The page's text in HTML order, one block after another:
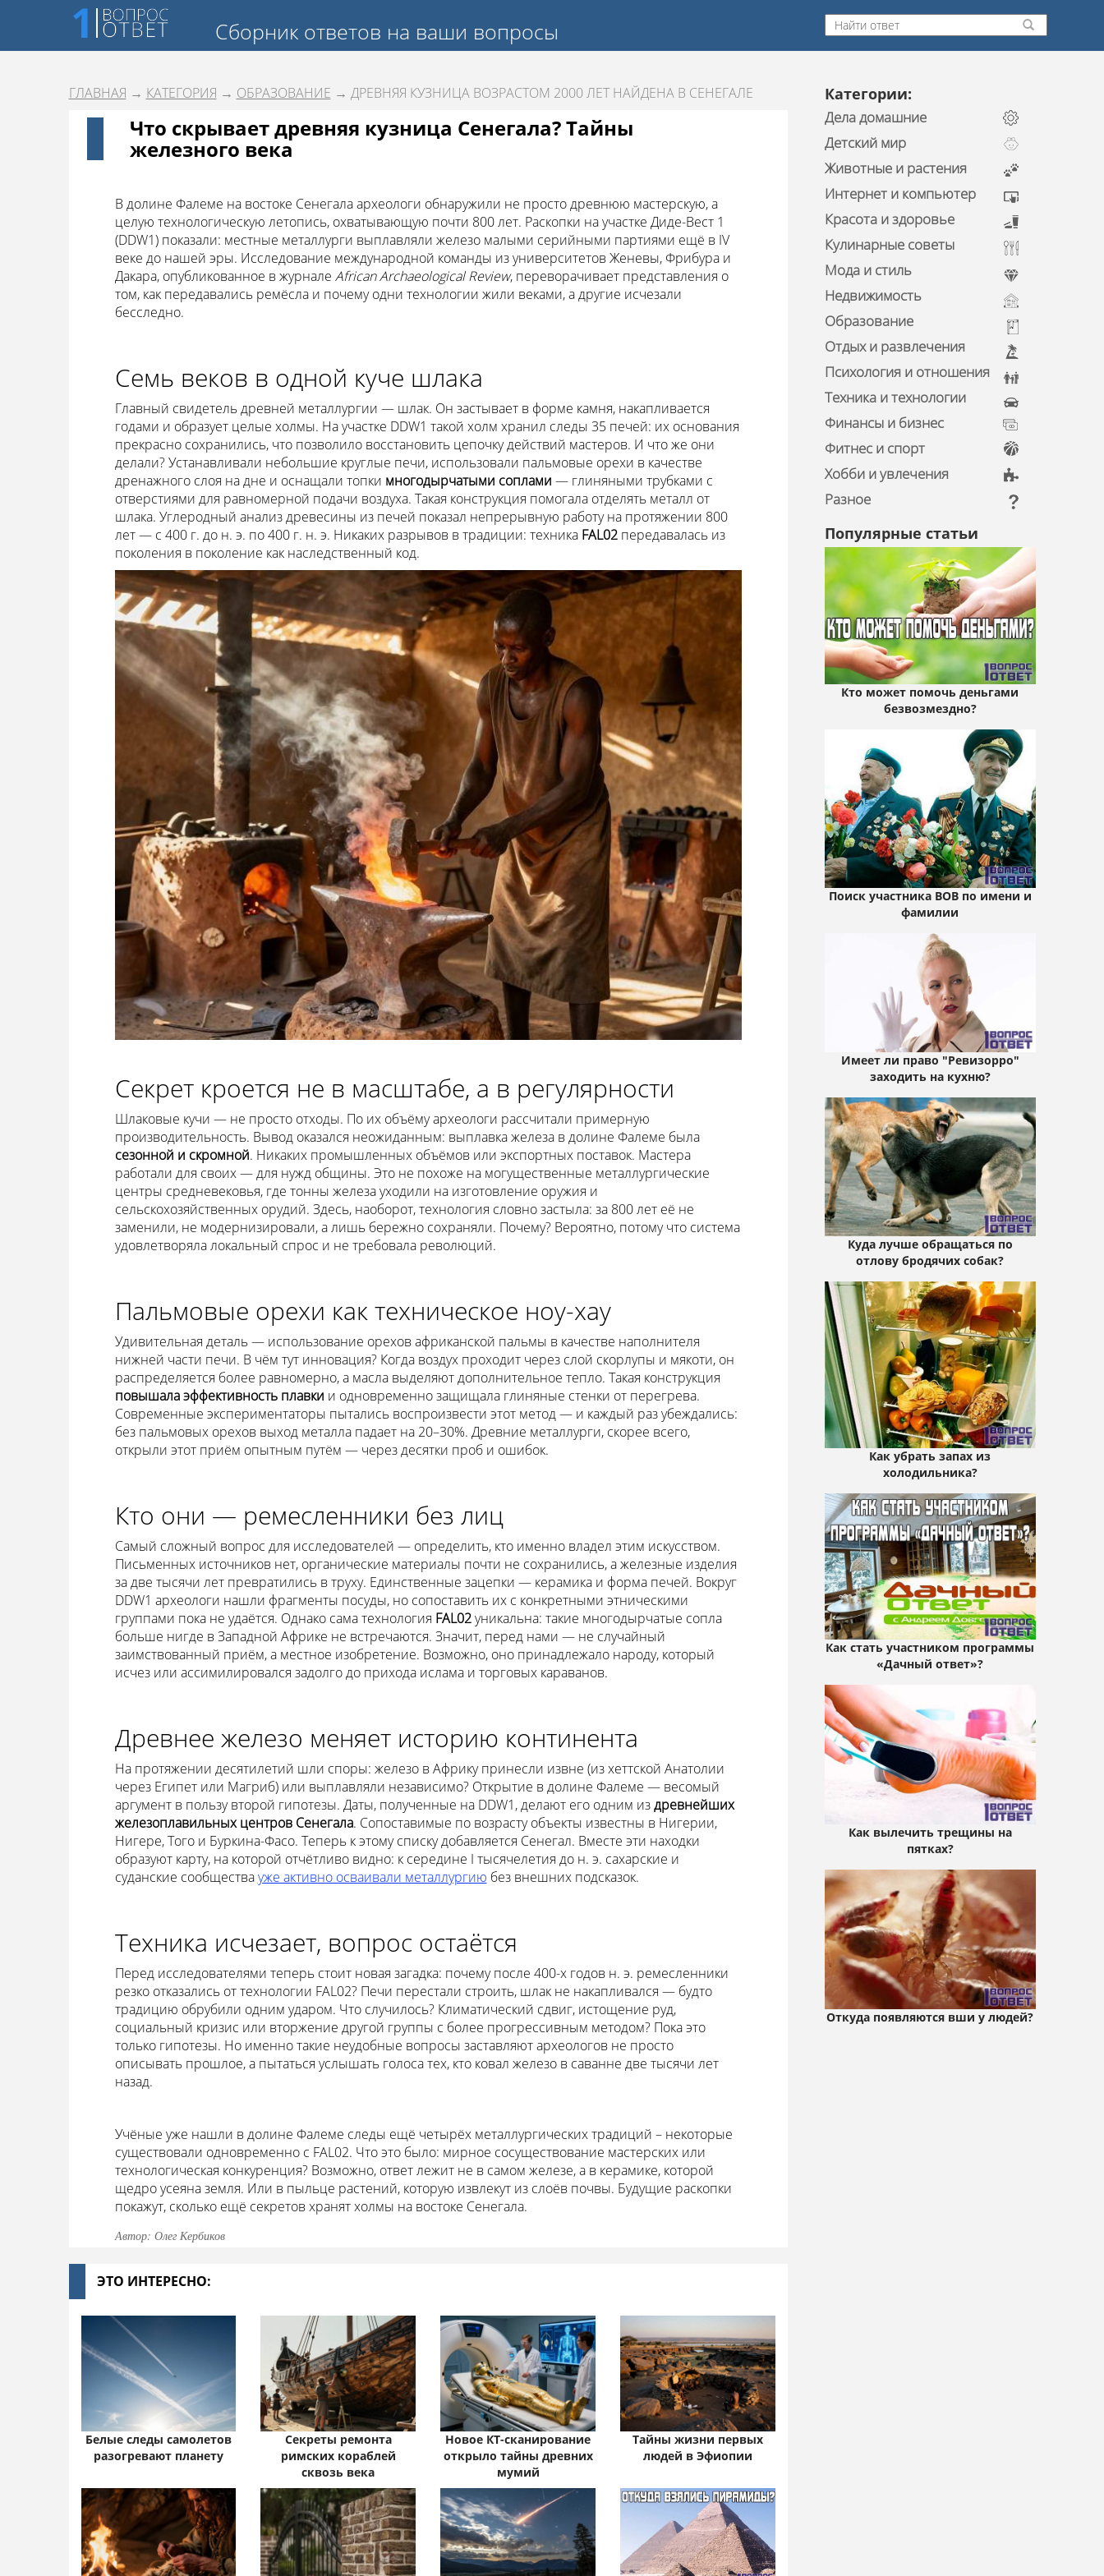
Сборник ответов на ваши вопросы
ГЛАВНАЯ → КАТЕГОРИЯ → ОБРАЗОВАНИЕ → ДРЕВНЯЯ КУЗНИЦА ВОЗРАСТОМ 2000 ЛЕТ НАЙДЕНА В СЕНЕГАЛЕ
Что скрывает древняя кузница Сенегала? Тайны
железного века
В долине Фалеме на востоке Сенегала археологи обнаружили не просто древнюю мастерскую, а
целую технологическую летопись, охватывающую почти 800 лет. Раскопки на участке Диде-Вест 1
(DDW1) показали: местные металлурги выплавляли железо малыми серийными партиями ещё в IV
веке до нашей эры. Исследование международной команды из университетов Женевы, Фрибура и
Дакара, опубликованное в журнале African Archaeological Review, переворачивает представления о
том, как передавались ремёсла и почему одни технологии жили веками, а другие исчезали
бесследно.
Семь веков в одной куче шлака
Главный свидетель древней металлургии — шлак. Он застывает в форме камня, накапливается
годами и образует целые холмы. На участке DDW1 такой холм хранил следы 35 печей: их основания
прекрасно сохранились, что позволило восстановить цепочку действий мастеров. И что же они
делали? Устанавливали небольшие круглые печи, использовали пальмовые орехи в качестве
дренажного слоя на дне и оснащали топки многодырчатыми соплами — глиняными трубками с
отверстиями для равномерной подачи воздуха. Такая конструкция помогала отделять металл от
шлака. Углеродный анализ древесины из печей показал непрерывную работу на протяжении 800
лет — с 400 г. до н. э. по 400 г. н. э. Никаких разрывов в традиции: техника FAL02передавалась из
поколения в поколение как наследственный код.
Секрет кроется не в масштабе, а в регулярности
Шлаковые кучи — не просто отходы. По их объёму археологи рассчитали примерную
производительность. Вывод оказался неожиданным: выплавка железа в долине Фалеме была
сезонной и скромной. Никаких промышленных объёмов или экспортных поставок. Мастера
работали для своих — для нужд общины. Это не похоже на могущественные металлургические
центры средневековья, где тонны железа уходили на изготовление оружия и
сельскохозяйственных орудий. Здесь, наоборот, технология словно застыла: за 800 лет её не
заменили, не модернизировали, а лишь бережно сохраняли. Почему? Вероятно, потому что система
удовлетворяла локальный спрос и не требовала революций.
Пальмовые орехи как техническое ноу-хау
Удивительная деталь — использование орехов африканской пальмы в качестве наполнителя
нижней части печи. В чём тут инновация? Когда воздух проходит через слой скорлупы и мякоти, он
распределяется более равномерно, а масла выделяют дополнительное тепло. Такая конструкция
повышала эффективность плавки и одновременно защищала глиняные стенки от перегрева.
Современные экспериментаторы пытались воспроизвести этот метод — и каждый раз убеждались:
без пальмовых орехов выход металла падает на 20–30%. Древние металлурги, скорее всего,
открыли этот приём опытным путём — через десятки проб и ошибок.
Кто они — ремесленники без лиц
Самый сложный вопрос для исследователей — определить, кто именно владел этим искусством.
Письменных источников нет, органические материалы почти не сохранились, а железные изделия
за две тысячи лет превратились в труху. Единственные зацепки — керамика и форма печей. Вокруг
DDW1 археологи нашли фрагменты посуды, но сопоставить их с конкретными этническими
группами пока не удаётся. Однако сама технология FAL02уникальна: такие многодырчатые сопла
больше нигде в Западной Африке не встречаются. Значит, перед нами — не случайный
заимствованный приём, а местное изобретение. Возможно, оно принадлежало народу, который
исчез или ассимилировался задолго до прихода ислама и торговых караванов.
Древнее железо меняет историю континента
На протяжении десятилетий шли споры: железо в Африку принесли извне (из хеттской Анатолии
через Египет или Магриб) или выплавляли независимо? Открытие в долине Фалеме — весомый
аргумент в пользу второй гипотезы. Даты, полученные на DDW1, делают его одним издревнейших
железоплавильных центров Сенегала. Сопоставимые по возрасту объекты известны в Нигерии,
Нигере, Того и Буркина-Фасо. Теперь к этому списку добавляется Сенегал. Вместе эти находки
образуют карту, на которой отчётливо видно: к середине I тысячелетия до н. э. сахарские и
суданские сообществауже активно осваивали металлургию без внешних подсказок.
Техника исчезает, вопрос остаётся
Перед исследователями теперь стоит новая загадка: почему после 400-х годов н. э. ремесленники
резко отказались от технологии FAL02? Печи перестали строить, шлак не накапливался — будто
традицию обрубили одним ударом. Что случилось? Климатический сдвиг, истощение руд,
социальный кризис или вторжение другой группы с более прогрессивным методом? Пока это
только гипотезы. Но именно такие неудобные вопросы заставляют археологов не просто
описывать прошлое, а пытаться услышать голоса тех, кто ковал железо в саванне две тысячи лет
назад.
Учёные уже нашли в долине Фалеме следы ещё четырёх металлургических традиций – некоторые
существовали одновременно с FAL02. Что это было: мирное сосуществование мастерских или
технологическая конкуренция? Возможно, ответ лежит не в самом железе, а в керамике, которой
щедро усеяна земля. Или в пыльце растений, которую извлекут из слоёв почвы. Будущие раскопки
покажут, сколько ещё секретов хранят холмы на востоке Сенегала.
Автор: Олег Кербиков
ЭТО ИНТЕРЕСНО:
Белые следы самолетов
разогревают планету
Секреты ремонта
римских кораблей
сквозь века
Новое КТ-сканирование
открыло тайны древних
мумий
Тайны жизни первых
людей в Эфиопии
Категории:
Дела домашние
Детский мир
Животные и растения
Интернет и компьютер
Красота и здоровье
Кулинарные советы
Мода и стиль
Недвижимость
Образование
Отдых и развлечения
Психология и отношения
Техника и технологии
Финансы и бизнес
Фитнес и спорт
Хобби и увлечения
Разное
Популярные статьи
Кто может помочь деньгами
безвозмездно?
Поиск участника ВОВ по имени и
фамилии
Имеет ли право "Ревизорро"
заходить на кухню?
Куда лучше обращаться по
отлову бродячих собак?
Как убрать запах из
холодильника?
Как стать участником программы
«Дачный ответ»?
Как вылечить трещины на
пятках?
Откуда появляются вши у людей?